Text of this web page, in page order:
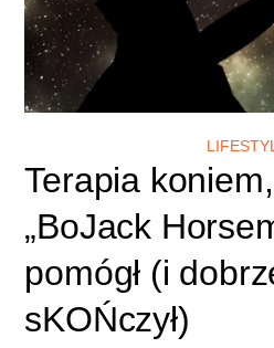
Terapia
„BoJack
pomógł (i
sKOŃczył)